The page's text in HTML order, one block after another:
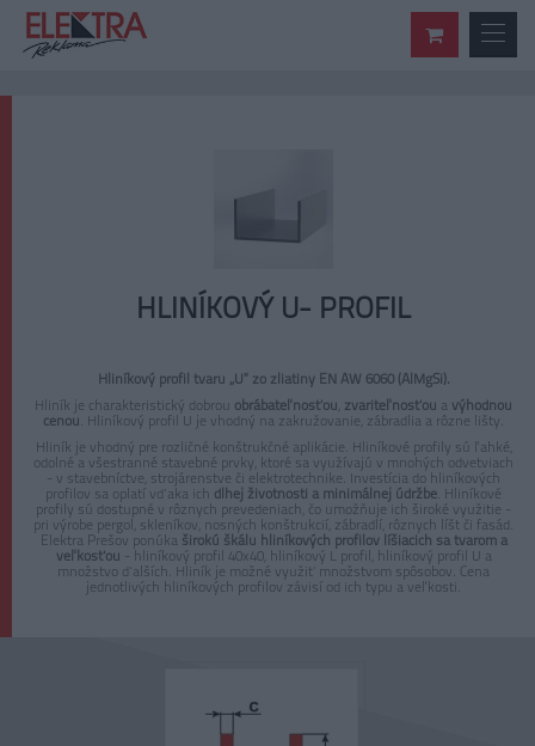
HLINÍKOVÝ U- PROFIL
Hliníkový profil tvaru „U“ zo zliatiny EN AW 6060 (AlMgSi).
Hliník je charakteristický dobrou obrábateľnosťou zvariteľnosťou a výhodnou
cenou. Hliníkový profil U je vhodný na zakružovanie, zábradlia a rôzne lišty.
Hliník je vhodný pre rozličné konštrukčné aplikácie. Hliníkové profily sú ľahké,
odolné a všestranné stavebné prvky, ktoré sa využívajú v mnohých odvetviach
- v stavebníctve, strojárenstve či elektrotechnike. Investícia do hliníkových
profilov sa oplatí vďaka ich dlhej životnosti a minimálnej údržbe. Hliníkové
profily sú dostupné v rôznych prevedeniach, čo umožňuje ich široké využitie -
pri výrobe pergol, skleníkov, nosných konštrukcií, zábradlí, rôznych líšt či fasád.
Elektra Prešov ponúka širokú škálu hliníkových profilov líšiacich sa tvarom a
veľkosťou - hliníkový profil 40x40, hliníkový L profil, hliníkový profil U a
množstvo ďalších. Hliník je možné využiť množstvom spôsobov. Cena
jednotlivých hliníkových profilov závisí od ich typu a veľkosti.